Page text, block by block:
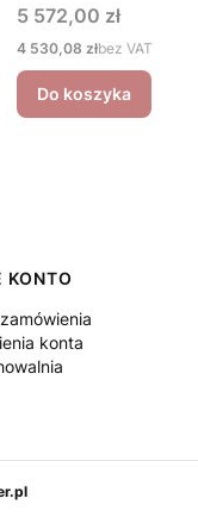
Cena
5 572,00 zł
Cena
4 530,08 złbez VAT
Do koszyka
KONTO
konta